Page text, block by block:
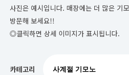
사진은 예시입니다. 매장에는 더 많은 기
방문해 보세요!!
◎클릭하면 상세 이미지가 표시됩니다.
카테고리